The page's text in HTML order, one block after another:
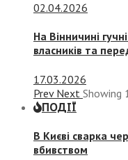
02.04.2026
На Вінничині
власників та
17.03.2026
Prev Next Showing 1
ПОДІЇ
В Києві сварка
вбивством